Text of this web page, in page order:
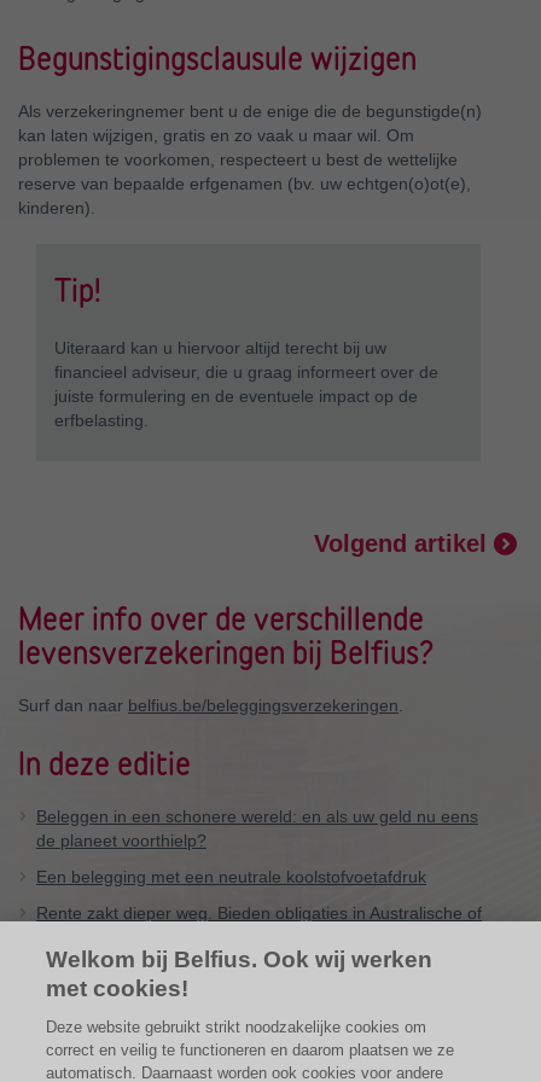
Begunstigingsclausule wijzigen
Als verzekeringnemer bent u de enige die de begunstigde(n)
kan laten wijzigen, gratis en zo vaak u maar wil. Om
problemen te voorkomen, respecteert u best de wettelijke
reserve van bepaalde erfgenamen (bv. uw echtgen(o)ot(e),
kinderen).
Tip!
Uiteraard kan u hiervoor altijd terecht bij uw
financieel adviseur, die u graag informeert over de
juiste formulering en de eventuele impact op de
erfbelasting.
Volgend artikel
Meer info over de verschillende
levensverzekeringen bij Belfius?
Surf dan naar belfius.be/beleggingsverzekeringen
In deze editie
Beleggen in een schonere wereld: en als uw geld nu eens
de planeet voorthielp?
Een belegging met een neutrale koolstofvoetafdruk
Rente zakt dieper weg. Bieden obligaties in Australische of
Check regelmatig de begunstigingsclausule van uw
beleggingsverzekering
Rode Neuzen Dag 2019
Welkom bij Belfius. Ook wij werken
met cookies!
Deze website gebruikt strikt noodzakelijke cookies om
correct en veilig te functioneren en daarom plaatsen we ze
automatisch. Daarnaast worden ook cookies voor andere